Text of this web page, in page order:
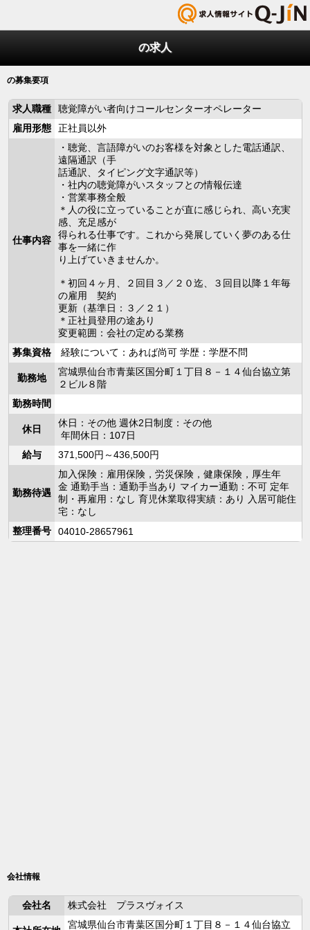
の求人
の募集要項
求人職種
聴覚障がい者向けコールセンターオペレーター
雇用形態
正社員以外
仕事内容
・聴覚、言語障がいのお客様を対象とした電話通訳、
遠隔通訳（手
話通訳、タイピング文字通訳等）
・社内の聴覚障がいスタッフとの情報伝達
・営業事務全般
＊人の役に立っていることが直に感じられ、高い充実
感、充足感が
得られる仕事です。これから発展していく夢のある仕
事を一緒に作
り上げていきませんか。
＊初回４ヶ月、２回目３／２０迄、３回目以降１年毎
の雇用 契約
更新（基準日：３／２１）
＊正社員登用の途あり
変更範囲：会社の定める業務
募集資格
経験について：あれば尚可 学歴：学歴不問
勤務地
宮城県仙台市青葉区国分町１丁目８－１４仙台協立第
２ビル８階
勤務時間
休日
休日：その他 週休2日制度：その他
年間休日：107日
給与
371,500円～436,500円
勤務待遇
加入保険：雇用保険，労災保険，健康保険，厚生年
金 通勤手当：通勤手当あり マイカー通勤：不可 定年
制・再雇用：なし 育児休業取得実績：あり 入居可能住
宅：なし
整理番号
04010-28657961
会社情報
会社名 株式会社 プラスヴォイス
宮城県仙台市青葉区国分町１丁目８－１４仙台協立